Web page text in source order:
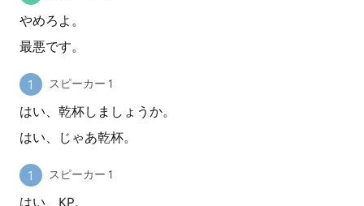
やめろよ。
最悪です。
スピーカー 1
はい、乾杯しましょうか。
はい、じゃあ乾杯。
スピーカー 1
はい、KP。